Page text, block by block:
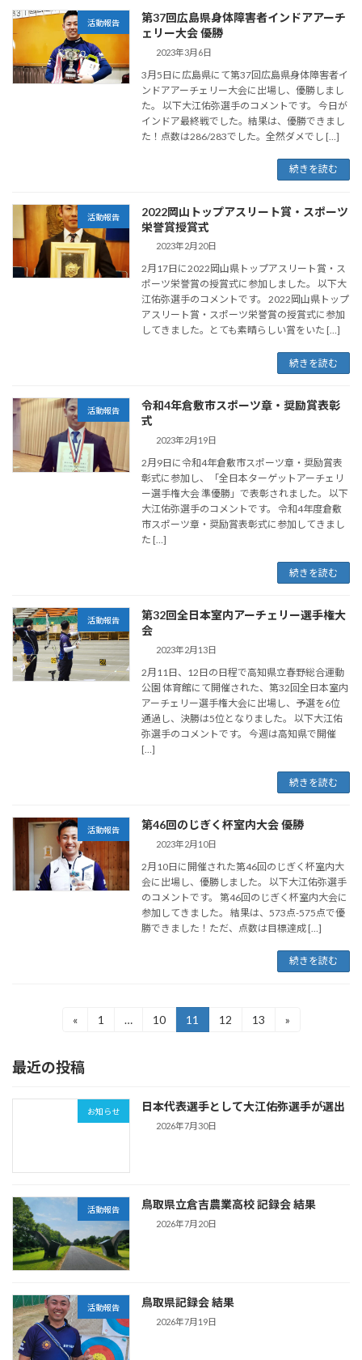
活動報告
第37回広島県身体障害者インドアアーチ
ェリー大会 優勝
2023年3月6日
3月5日に広島県にて第37回広島県身体障害者イ
ンドアアーチェリー大会に出場し、優勝しまし
た。 以下大江佑弥選手のコメントです。 今日が
インドア最終戦でした。結果は、優勝できまし
た！点数は286/283でした。全然ダメでし […]
続きを読む
活動報告
2022岡山トップアスリート賞・スポーツ
栄誉賞授賞式
2023年2月20日
2月17日に2022岡山県トップアスリート賞・ス
ポーツ栄誉賞の授賞式に参加しました。 以下大
江佑弥選手のコメントです。 2022岡山県トップ
アスリート賞・スポーツ栄誉賞の授賞式に参加
してきました。とても素晴らしい賞をいた […]
続きを読む
活動報告
令和4年倉敷市スポーツ章・奨励賞表彰
式
2023年2月19日
2月9日に令和4年倉敷市スポーツ章・奨励賞表
彰式に参加し、「全日本ターゲットアーチェリ
ー選手権大会 準優勝」で表彰されました。 以下
大江佑弥選手のコメントです。 令和4年度倉敷
市スポーツ章・奨励賞表彰式に参加してきまし
た […]
続きを読む
活動報告
第32回全日本室内アーチェリー選手権大
会
2023年2月13日
2月11日、12日の日程で高知県立春野総合運動
公園 体育館にて開催された、第32回全日本室内
アーチェリー選手権大会に出場し、予選を6位
通過し、決勝は5位となりました。 以下大江佑
弥選手のコメントです。 今週は高知県で開催
[…]
続きを読む
活動報告 第46回のじぎく杯室内大会 優勝
2023年2月10日
2月10日に開催された第46回のじぎく杯室内大
会に出場し、優勝しました。 以下大江佑弥選手
のコメントです。 第46回のじぎく杯室内大会に
参加してきました。 結果は、573点-575点で優
勝できました！ただ、点数は目標達成 […]
続きを読む
の
ペ
り
«
固
1 …
固
10
固
定
11
固
12
固
13 »
最近の投稿
お知らせ 日本代表選手として大江佑弥選手が選出
2026年7月30日
活動報告 鳥取県立倉吉農業高校 記録会 結果
2026年7月20日
活動報告 鳥取県記録会 結果
2026年7月19日